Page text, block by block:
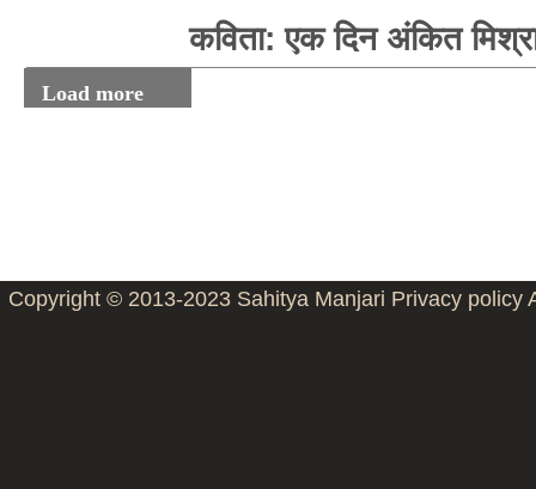
कविता: एक दिन अंकित
Load more
Copyright © 2013-2023 Sahitya Manjari Privacy policy